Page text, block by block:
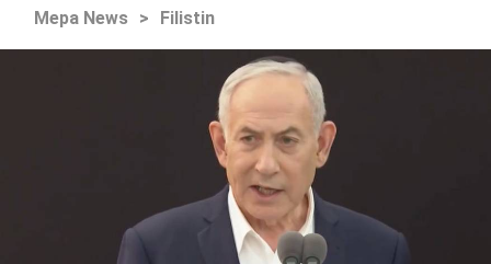
Mepa News > Filistin